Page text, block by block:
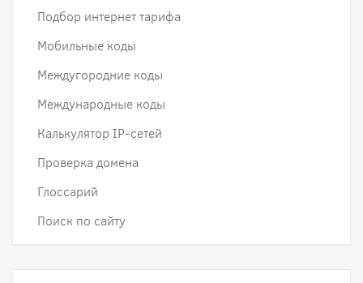
Подбор интернет тарифа
Мобильные коды
Междугородние коды
Международные коды
Калькулятор IP-сетей
Проверка домена
Глоссарий
Поиск по сайту